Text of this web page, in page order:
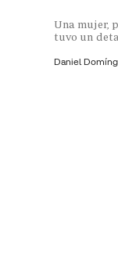
Una mujer,
tuvo un
Daniel